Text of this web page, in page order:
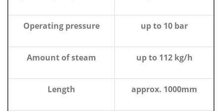
Operating pressure up to 10 bar
Amount of steam up to 112 kg/h
Length approx. 1000mm